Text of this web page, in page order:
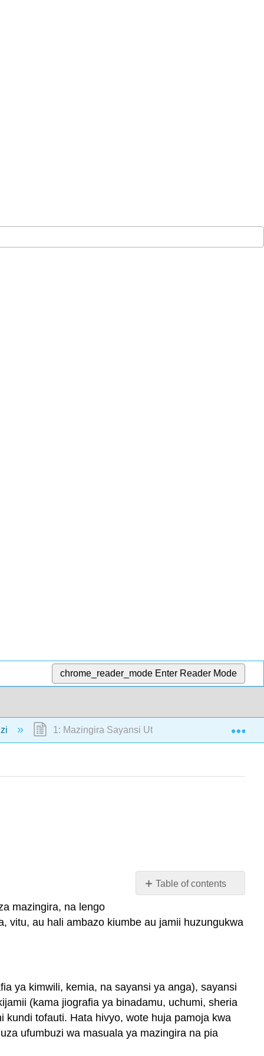
chrome_reader_mode Enter Reader Mode
1: Mazingira Sayansi Utangulizi
Table of contents
Mazingira
ya
mazingira
ni
Interdisciplinary
Kwa
mazingira, na lengo
vitu, au hali ambazo kiumbe au jamii huzungukwa
ya kimwili, kemia, na sayansi ya anga), sayansi
(kama jiografia ya binadamu, uchumi, sheria
tofauti. Hata hivyo, wote huja pamoja kwa
ufumbuzi wa masuala ya mazingira na pia